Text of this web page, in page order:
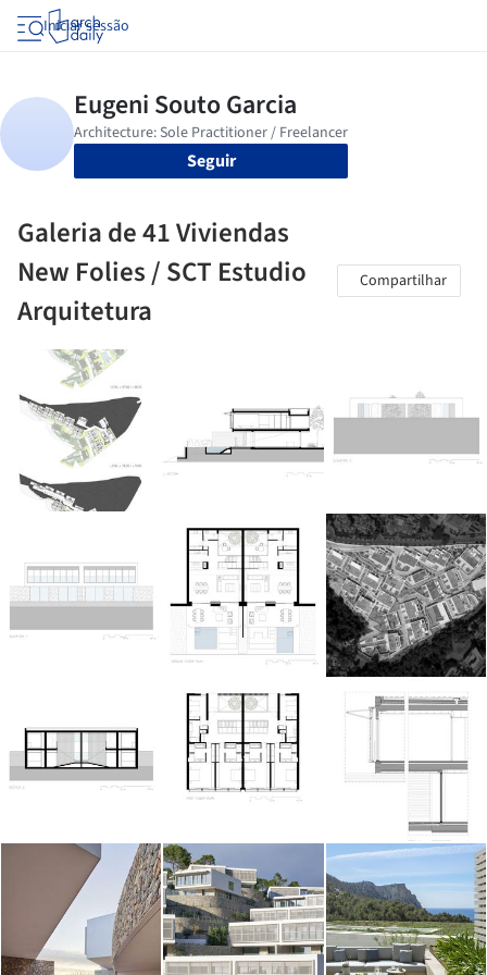
Iniciar sessão
Seguir
Galeria de 41 Viviendas
New Folies / SCT Estudio
Arquitetura
Compartilhar